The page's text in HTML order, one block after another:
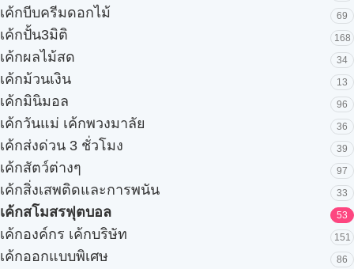
เค้กบีบครีมดอกไม้ 69
เค้กปั้น3มิติ 168
เค้กผลไม้สด 34
เค้กม้วนเงิน 13
เค้กมินิมอล 96
เค้กวันแม่ เค้กพวงมาลัย 36
เค้กส่งด่วน 3 ชั่วโมง 39
เค้กสัตว์ต่างๆ 97
เค้กสิ่งเสพติดและการพนัน 33
เค้กสโมสรฟุตบอล 53
เค้กองค์กร เค้กบริษัท 151
เค้กออกแบบพิเศษ 86